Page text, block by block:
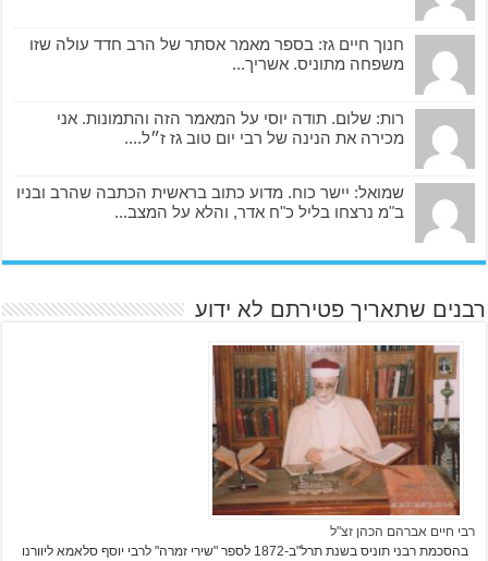
חנוך חיים גז: בספר מאמר אסתר של הרב חדד עולה שזו
משפחה מתוניס. אשריך...
רות: שלום. תודה יוסי על המאמר הזה והתמונות. אני
מכירה את הנינה של רבי יום טוב גז ז״ל....
שמואל: יישר כוח. מדוע כתוב בראשית הכתבה שהרב ובניו
ב"מ נרצחו בליל כ"ח אדר, והלא על המצב...
רבנים שתאריך פטירתם לא ידוע
רבי חיים אברהם הכהן זצ"ל
בהסכמת רבני תוניס בשנת תרל"ב-1872 לספר "שירי זמרה" לרבי יוסף סלאמא ליוורנו